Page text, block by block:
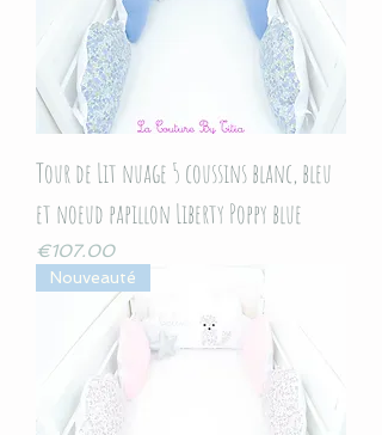
Tour de Lit nuage 5 coussins blanc, bleu
et noeud papillon Liberty Poppy blue
Price
€107.00
Nouveauté